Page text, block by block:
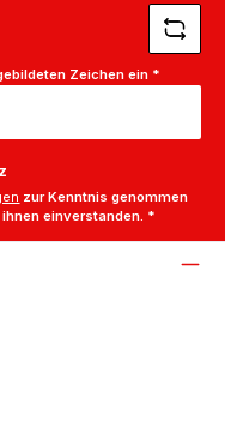
Zeichen ein *
zur Kenntnis genommen
einverstanden. *